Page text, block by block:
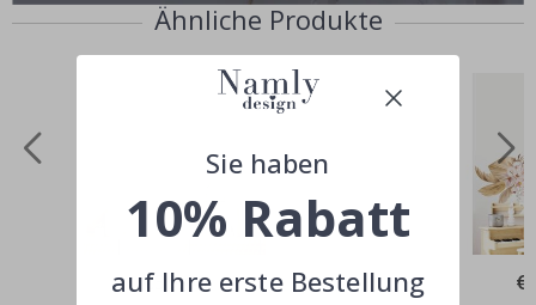
Ähnliche Produkte
Special
Price
€39,00
Sie haben
10% Rabatt
auf Ihre erste Bestellung